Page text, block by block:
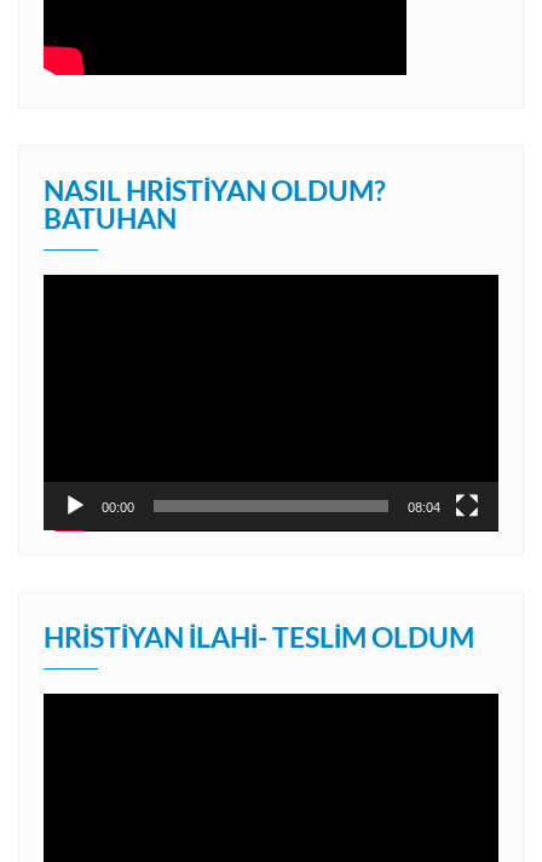
NASIL HRISTIYAN OLDUM?
BATUHAN
00:00 08:04
HRISTIYAN İLAHI- TESLIM OLDUM